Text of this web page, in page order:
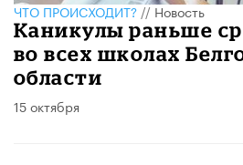
ЧТО ПРОИСХОДИТ?//Новость
Каникулы раньше
во всех школах
области
15 октября